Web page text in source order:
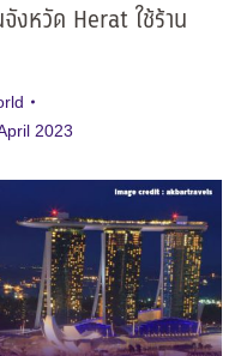
หวัด Herat ใช้ร้าน
2023